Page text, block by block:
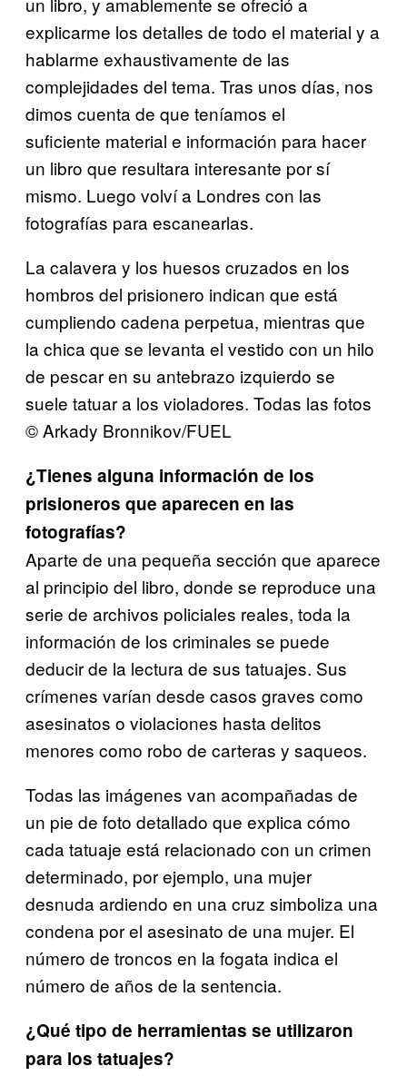
explicarme los detalles de todo el material y a
hablarme exhaustivamente de las
complejidades del tema. Tras unos días, nos
dimos cuenta de que teníamos el
suficiente material e información para hacer
un libro que resultara interesante por sí
mismo. Luego volví a Londres con las
fotografías para escanearlas.
La calavera y los huesos cruzados en los
hombros del prisionero indican que está
cumpliendo cadena perpetua, mientras que
la chica que se levanta el vestido con un hilo
de pescar en su antebrazo izquierdo se
suele tatuar a los violadores. Todas las fotos
© Arkady Bronnikov/FUEL
¿Tienes alguna información de los
prisioneros que aparecen en las
fotografías?
Aparte de una pequeña sección que aparece
al principio del libro, donde se reproduce una
serie de archivos policiales reales, toda la
información de los criminales se puede
deducir de la lectura de sus tatuajes. Sus
crímenes varían desde casos graves como
asesinatos o violaciones hasta delitos
menores como robo de carteras y saqueos.
Todas las imágenes van acompañadas de
un pie de foto detallado que explica cómo
cada tatuaje está relacionado con un crimen
determinado, por ejemplo, una mujer
desnuda ardiendo en una cruz simboliza una
condena por el asesinato de una mujer. El
número de troncos en la fogata indica el
número de años de la sentencia.
¿Qué tipo de herramientas se utilizaron
para los tatuajes?